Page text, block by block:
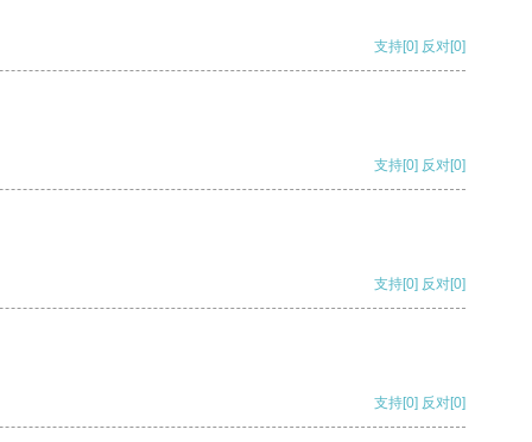
支持[0] 反对[0]
支持[0] 反对[0]
支持[0] 反对[0]
支持[0] 反对[0]